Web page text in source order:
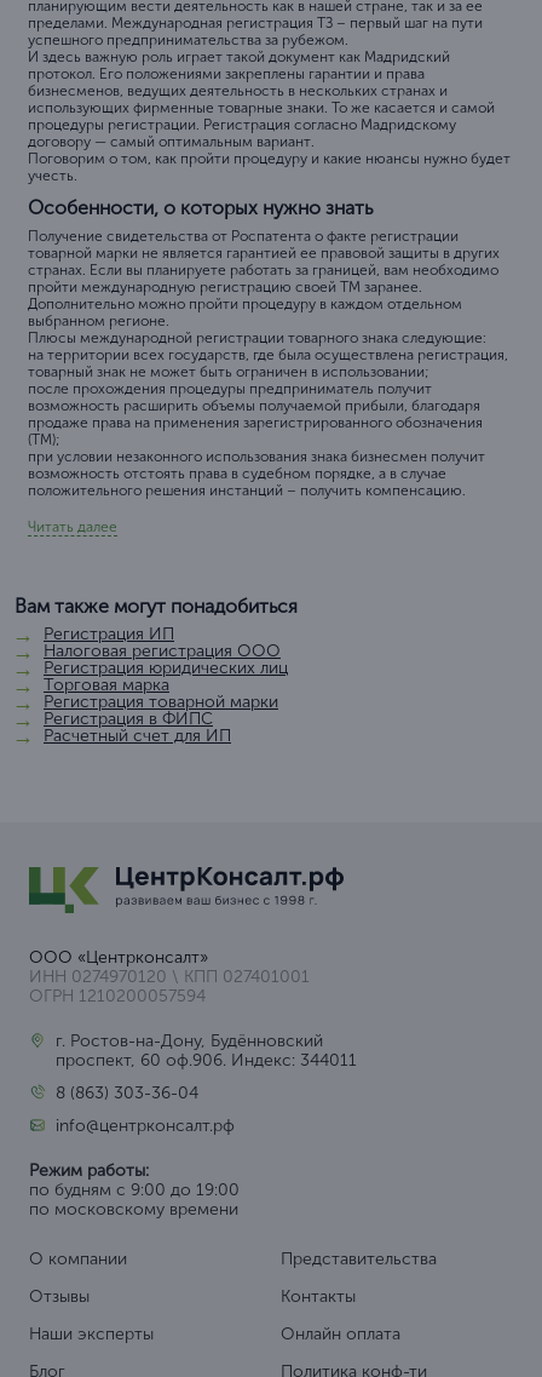
планирующим вести деятельность как в нашей стране, так и за ее
пределами. Международная регистрация ТЗ – первый шаг на пути
успешного предпринимательства за рубежом.
И здесь важную роль играет такой документ как Мадридский
протокол. Его положениями закреплены гарантии и права
бизнесменов, ведущих деятельность в нескольких странах и
использующих фирменные товарные знаки. То же касается и самой
процедуры регистрации. Регистрация согласно Мадридскому
договору — самый оптимальным вариант.
Поговорим о том, как пройти процедуру и какие нюансы нужно будет
учесть.
Особенности, о которых нужно знать
Получение свидетельства от Роспатента о факте регистрации
товарной марки не является гарантией ее правовой защиты в других
странах. Если вы планируете работать за границей, вам необходимо
пройти международную регистрацию своей ТМ заранее.
Дополнительно можно пройти процедуру в каждом отдельном
выбранном регионе.
Плюсы международной регистрации товарного знака следующие:
на территории всех государств, где была осуществлена регистрация,
товарный знак не может быть ограничен в использовании;
после прохождения процедуры предприниматель получит
возможность расширить объемы получаемой прибыли, благодаря
продаже права на применения зарегистрированного обозначения
(ТМ);
при условии незаконного использования знака бизнесмен получит
возможность отстоять права в судебном порядке, а в случае
положительного решения инстанций – получить компенсацию.
Читать далее
Вам также могут понадобиться
Регистрация ИП
Налоговая регистрация ООО
Регистрация юридических лиц
Торговая марка
Регистрация товарной марки
Регистрация в ФИПС
Расчетный счет для ИП
ООО «Центрконсалт»
ИНН 0274970120 \ КПП 027401001
ОГРН 1210200057594
г. Ростов-на-Дону, Будённовский
проспект, 60 оф.906. Индекс: 344011
8 (863) 303-36-04
info@центрконсалт.рф
Режим работы:
по будням с 9:00 до 19:00
по московскому времени
О компании
Отзывы
Наши эксперты
Блог
Представительства
Контакты
Онлайн оплата
Политика конф-ти